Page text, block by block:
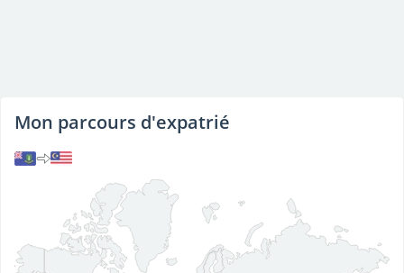
Mon parcours d'expatrié